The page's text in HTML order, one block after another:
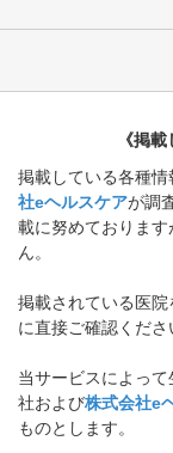
《掲
掲載している各種
社eヘルスケアが調
載に努めておりま
ん。
掲載されている医
に直接ご確認くださ
当サービスによっ
社および株式会社e
ものとします。